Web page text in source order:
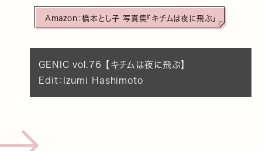
Amazon：橋本とし子 写真集『キチムは夜に飛ぶ』
GENIC vol.76 【キチムは夜に飛ぶ】
Edit：Izumi Hashimoto